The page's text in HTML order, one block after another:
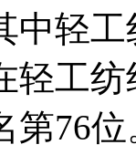
中轻
轻工
第76